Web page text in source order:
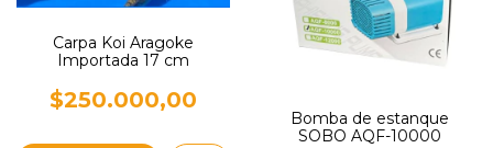
Carpa Koi Aragoke
Importada 17 cm
$250.000,00
Bomba de estanque
SOBO AQF-10000